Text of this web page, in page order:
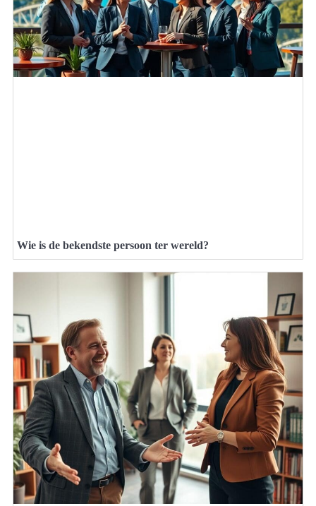
Wie is de bekendste persoon ter wereld?